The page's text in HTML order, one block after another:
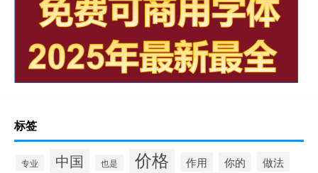
标签
专业 中国 也是 价格 作用 你的 做法